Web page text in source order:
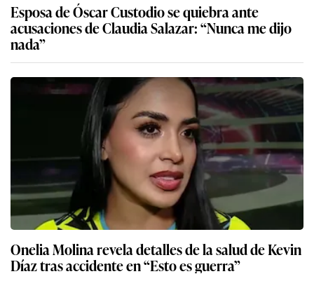
Esposa de Óscar Custodio se quiebra ante
acusaciones de Claudia Salazar: “Nunca me dijo
nada”
Onelia Molina revela detalles de la salud de Kevin
Díaz tras accidente en “Esto es guerra”